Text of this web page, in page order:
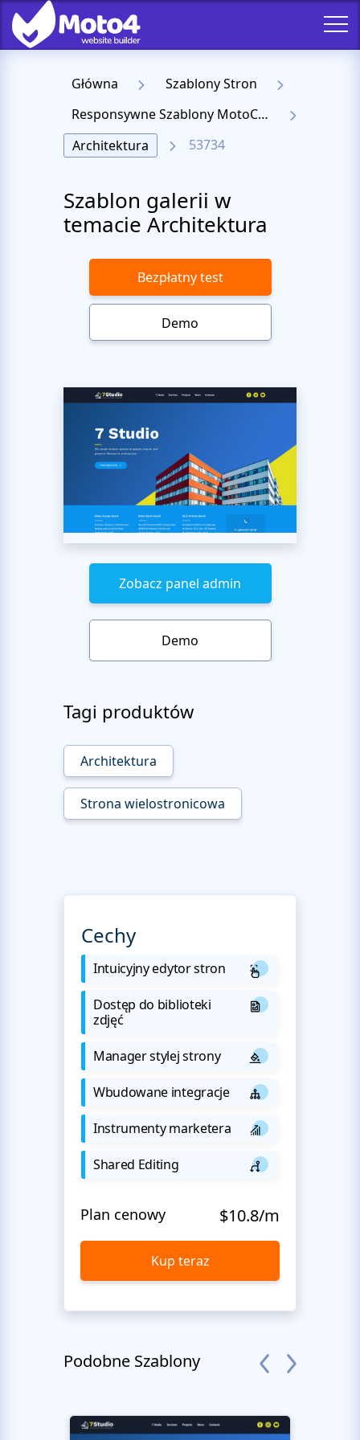
Główna
Szablony Stron
Responsywne Szablony MotoCMS 3
Architektura
53734
Szablon galerii w
temacie Architektura
Bezpłatny test
Demo
Zobacz panel admin
Demo
Tagi produktów
Architektura
Strona wielostronicowa
Cechy
Intuicyjny edytor stron
Dostęp do biblioteki
zdjęć
Manager stylej strony
Wbudowane integracje
Instrumenty marketera
Shared Editing
Plan cenowy $10.8/m
Kup teraz
Podobne Szablony